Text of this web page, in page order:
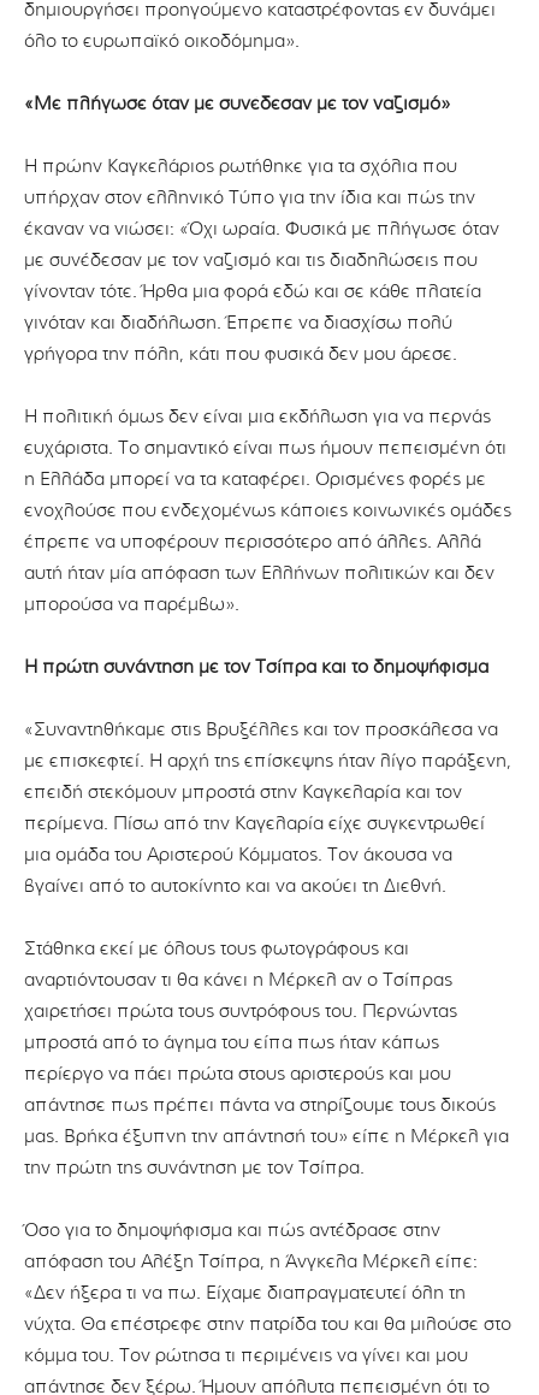
δημιουργήσει προηγούμενο καταστρέφοντας εν δυνάμει
όλο το ευρωπαϊκό οικοδόμημα».
«Με πλήγωσε όταν με συνέδεσαν με τον ναζισμό»
Η πρώην Καγκελάριος ρωτήθηκε για τα σχόλια που
υπήρχαν στον ελληνικό Τύπο για την ίδια και πώς την
έκαναν να νιώσει: «Όχι ωραία. Φυσικά με πλήγωσε όταν
με συνέδεσαν με τον ναζισμό και τις διαδηλώσεις που
γίνονταν τότε. Ήρθα μια φορά εδώ και σε κάθε πλατεία
γινόταν και διαδήλωση. Έπρεπε να διασχίσω πολύ
γρήγορα την πόλη, κάτι που φυσικά δεν μου άρεσε.
Η πολιτική όμως δεν είναι μια εκδήλωση για να περνάς
ευχάριστα. Το σημαντικό είναι πως ήμουν πεπεισμένη ότι
η Ελλάδα μπορεί να τα καταφέρει. Ορισμένες φορές με
ενοχλούσε που ενδεχομένως κάποιες κοινωνικές ομάδες
έπρεπε να υποφέρουν περισσότερο από άλλες. Αλλά
αυτή ήταν μία απόφαση των Ελλήνων πολιτικών και δεν
μπορούσα να παρέμβω».
Η πρώτη συνάντηση με τον Τσίπρα και το δημοψήφισμα
«Συναντηθήκαμε στις Βρυξέλλες και τον προσκάλεσα να
με επισκεφτεί. Η αρχή της επίσκεψης ήταν λίγο παράξενη,
επειδή στεκόμουν μπροστά στην Καγκελαρία και τον
περίμενα. Πίσω από την Καγελαρία είχε συγκεντρωθεί
μια ομάδα του Αριστερού Κόμματος. Τον άκουσα να
βγαίνει από το αυτοκίνητο και να ακούει τη Διεθνή.
Στάθηκα εκεί με όλους τους φωτογράφους και
αναρτιόντουσαν τι θα κάνει η Μέρκελ αν ο Τσίπρας
χαιρετήσει πρώτα τους συντρόφους του. Περνώντας
μπροστά από το άγημα του είπα πως ήταν κάπως
περίεργο να πάει πρώτα στους αριστερούς και μου
απάντησε πως πρέπει πάντα να στηρίζουμε τους δικούς
μας. Βρήκα έξυπνη την απάντησή του» είπε η Μέρκελ για
την πρώτη της συνάντηση με τον Τσίπρα.
Όσο για το δημοψήφισμα και πώς αντέδρασε στην
απόφαση του Αλέξη Τσίπρα, η Άνγκελα Μέρκελ είπε:
«Δεν ήξερα τι να πω. Είχαμε διαπραγματευτεί όλη τη
νύχτα. Θα επέστρεφε στην πατρίδα του και θα μιλούσε στο
κόμμα του. Τον ρώτησα τι περιμένεις να γίνει και μου
απάντησε δεν ξέρω. Ήμουν απόλυτα πεπεισμένη ότι το